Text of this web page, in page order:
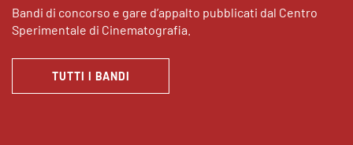
Bandi di concorso e gare d’appalto pubblicati dal Centro
Sperimentale di Cinematografia.
TUTTI I BANDI